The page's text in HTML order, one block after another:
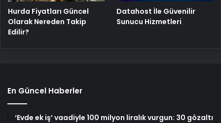
Hurda Fiyatları Güncel
Olarak Nereden Takip
Edilir?
Datahost İle Güvenilir
Sunucu Hizmetleri
En Güncel Haberler
‘Evde ek iş’ vaadiyle 100 milyon liralık vurgun: 30 gözaltı